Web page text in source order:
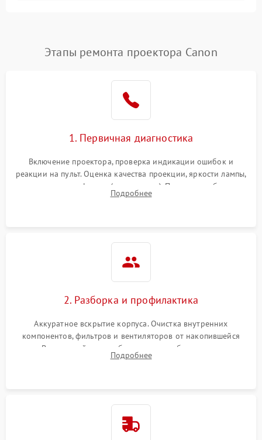
Нестабильная яркость или
контраст
4000 ₽ Подробнее →
Неравномерная подсветка
автоматическая коррекция
трапеции (Keystone)
Проблемы с
масштабированием
Подробнее →
Этапы ремонта проектора Canon
1. Первичная диагностика
Включение проектора, проверка индикации ошибок и
реакции на пульт. Оценка качества проекции, яркости лампы,
наличия артефактов (точки, пятна). Проверка работы
системы охлаждения по уровню шума вентиляторов.
Подробнее
2. Разборка и профилактика
Аккуратное вскрытие корпуса. Очистка внутренних
компонентов, фильтров и вентиляторов от накопившейся
пыли. Визуальный осмотр блока питания, балласта лампы и
материнской платы на наличие прогаров или вздутых
Подробнее